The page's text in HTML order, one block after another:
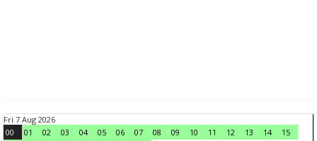
Fri 7 Aug 2026
00
01 02 03 04 05 06 07 08 09 10 11 12 13 14
15